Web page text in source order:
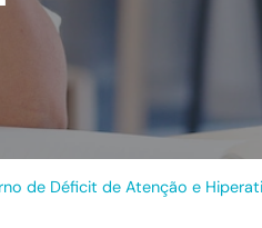
de Déficit de Atenção e